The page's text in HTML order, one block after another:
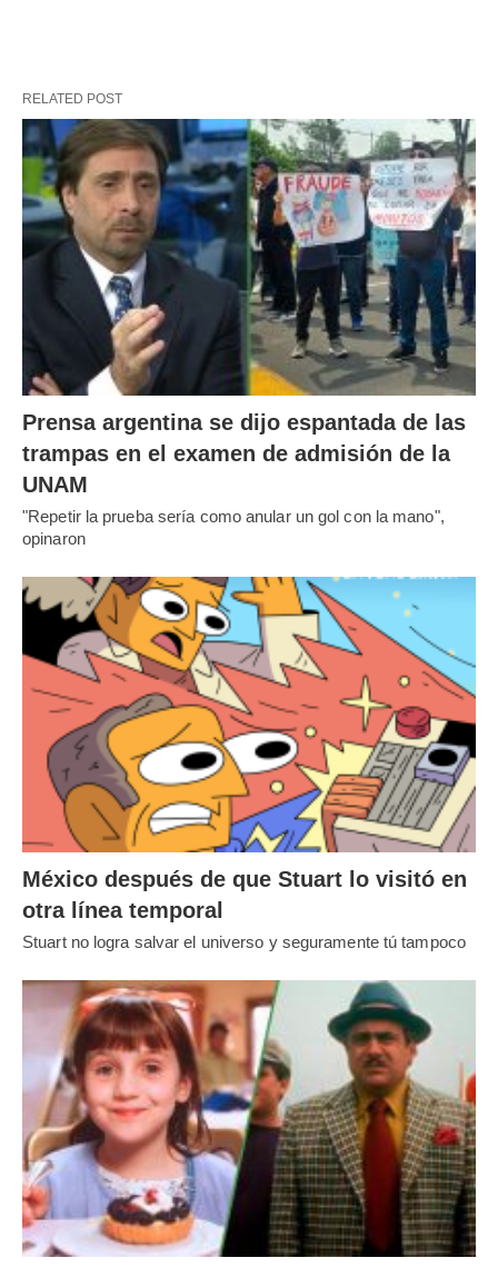
RELATED POST
Prensa argentina se dijo espantada de las
trampas en el examen de admisión de la
UNAM
"Repetir la prueba sería como anular un gol con la mano",
opinaron
México después de que Stuart lo visitó en
otra línea temporal
Stuart no logra salvar el universo y seguramente tú tampoco